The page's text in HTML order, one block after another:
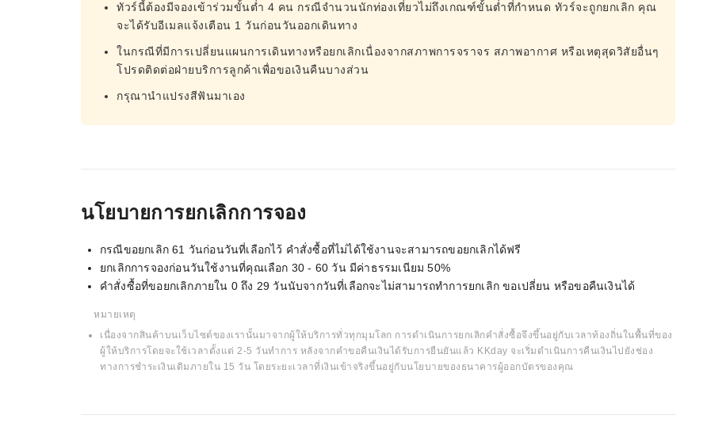
ทัวร์นี้ต้องมีจองเข้าร่วมขั้นต่ำ 4 คน กรณีจำนวนนักท่องเที่ยวไม่ถึงเกณฑ์ขั้นต่ำที่กำหนด ทัวร์จะถูกยกเลิก คุณ
จะได้รับอีเมลแจ้งเตือน 1 วันก่อนวันออกเดินทาง
ในกรณีที่มีการเปลี่ยนแผนการเดินทางหรือยกเลิกเนื่องจากสภาพการจราจร สภาพอากาศ หรือเหตุสุดวิสัยอื่นๆ
โปรดติดต่อฝ่ายบริการลูกค้าเพื่อขอเงินคืนบางส่วน
กรุณานำแปรงสีฟันมาเอง
นโยบายการยกเลิกการจอง
กรณีขอยกเลิก 61 วันก่อนวันที่เลือกไว้ คำสั่งซื้อที่ไม่ได้ใช้งานจะสามารถขอยกเลิกได้ฟรี
ยกเลิกการจองก่อนวันใช้งานที่คุณเลือก 30 - 60 วัน มีค่าธรรมเนียม 50%
คำสั่งซื้อที่ขอยกเลิกภายใน 0 ถึง 29 วันนับจากวันที่เลือกจะไม่สามารถทำการยกเลิก ขอเปลี่ยน หรือขอคืนเงินได้
หมายเหตุ
เนื่องจากสินค้าบนเว็บไซต์ของเรานั้นมาจากผู้ให้บริการทั่วทุกมุมโลก การดำเนินการยกเลิกคำสั่งซื้อจึงขึ้นอยู่กับเวลาท้องถิ่นในพื้นที่ของ
ผู้ให้บริการโดยจะใช้เวลาตั้งแต่ 2-5 วันทำการ หลังจากคำขอคืนเงินได้รับการยืนยันแล้ว KKday จะเริ่มดำเนินการคืนเงินไปยังช่อง
ทางการชำระเงินเดิมภายใน 15 วัน โดยระยะเวลาที่เงินเข้าจริงขึ้นอยู่กับนโยบายของธนาคารผู้ออกบัตรของคุณ